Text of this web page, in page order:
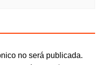
no será publicada.